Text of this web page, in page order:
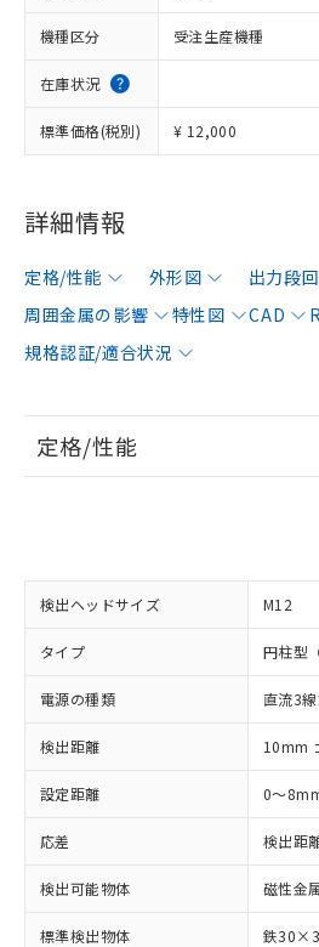
機種区分 受注生産機種
在庫状況
標準価格(税別) ¥ 12,000
詳細情報
定格/性能 外形図 出力段
周囲金属の影響
特性図 CAD
規格認証/適合状況
定格/性能
検出ヘッドサイズ M12
タイプ 円柱型
電源の種類 直流3
検出距離 10mm
設定距離 0～
応差 検出距
検出可能物体 磁性金
標準検出物体 鉄